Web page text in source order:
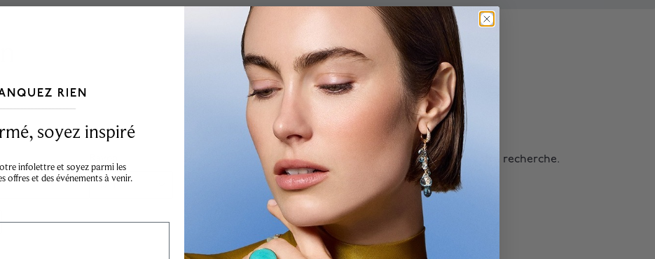
Résultats
Désolé, aucun résultat ne correspond à votre recherche.
RIEN
soyez inspiré
infolettre et soyez parmi les
offres et des événements à venir.